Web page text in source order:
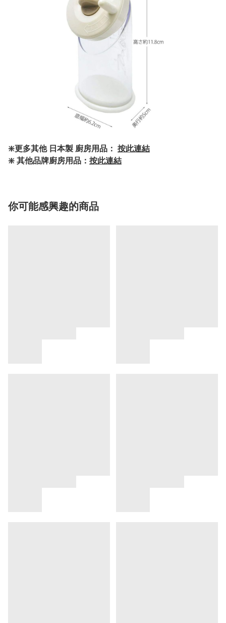
❇️更多其他 日本製 廚房用品： 按此連結
❇️ 其他品牌廚房用品： 按此連結
你可能感興趣的商品